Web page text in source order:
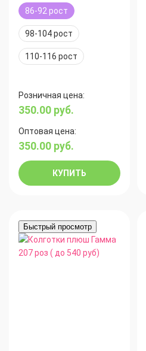
86-92 рост
98-104 рост
110-116 рост
Розничная цена:
350.00 руб.
Оптовая цена:
350.00 руб.
КУПИТЬ
Быстрый просмотр